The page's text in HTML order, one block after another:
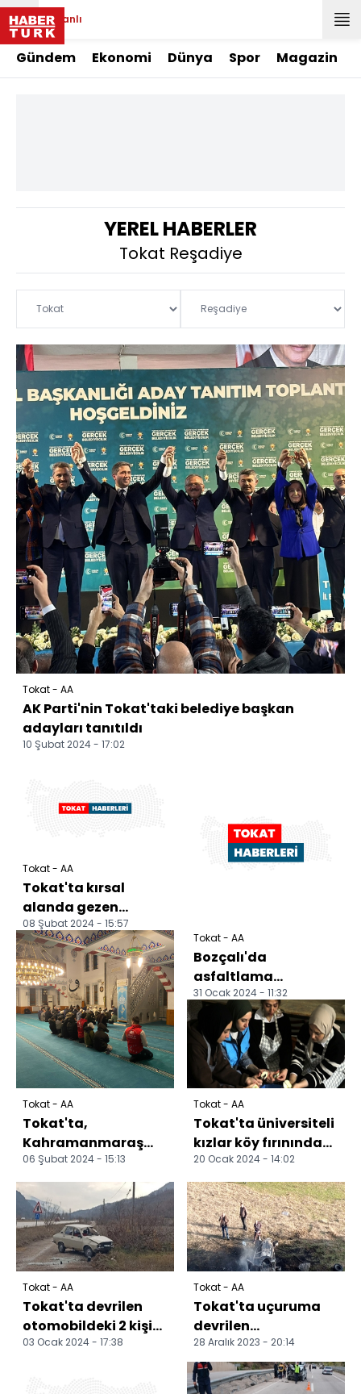
Canlı
Gündem Ekonomi Dünya Spor Magazin
YEREL HABERLER
Tokat Reşadiye
Tokat - AA
AK Parti'nin Tokat'taki belediye başkan
adayları tanıtıldı
10 Şubat 2024 - 17:02
Tokat - AA
Tokat'ta kırsal
alanda gezen
karacalar
görüntülendi
08 Şubat 2024 - 15:57
Tokat - AA
Tokat'ta,
Kahramanmaraş
merkezli
depremlerde
hayatını
kaybedenler anıldı
06 Şubat 2024 - 15:13
Tokat - AA
Bozçalı'da
asfaltlama
çalışmaları
tamamlandı
31 Ocak 2024 - 11:32
Tokat - AA
Tokat'ta üniversiteli
kızlar köy fırınında
"soğanlı pağaç"
yaptı
20 Ocak 2024 - 14:02
Tokat - AA
Tokat'ta devrilen
otomobildeki 2 kişi
yaralandı
03 Ocak 2024 - 17:38
Tokat - AA
Tokat'ta uçuruma
devrilen
otomobildeki 3 kişi
yaralandı
28 Aralık 2023 - 20:14